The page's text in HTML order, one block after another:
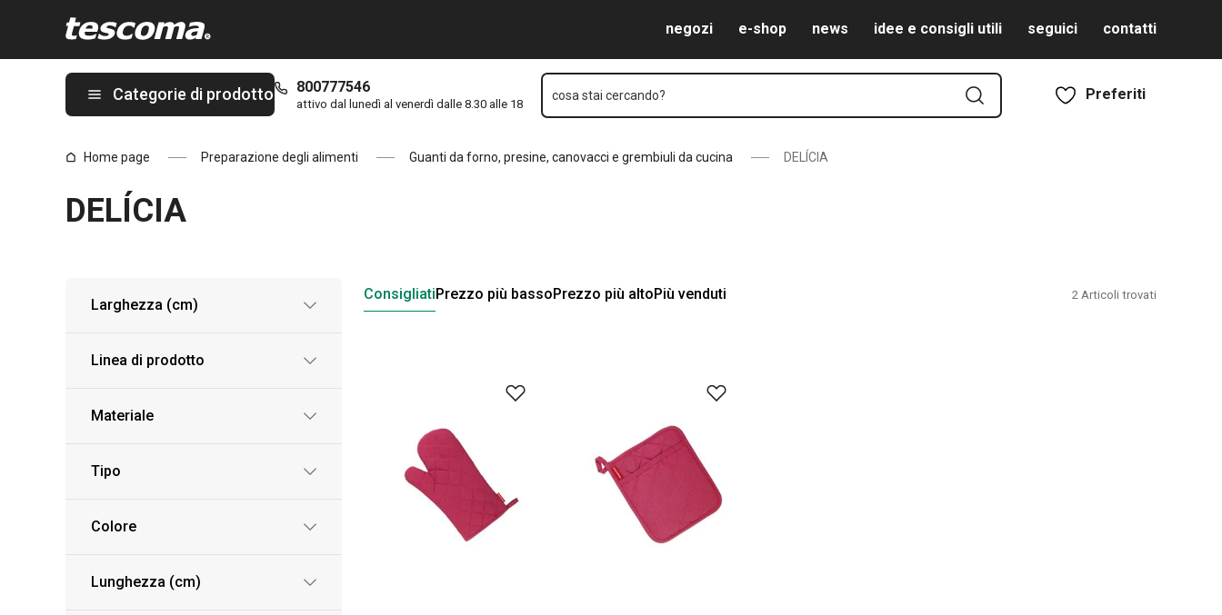
negozi e-shop news idee e consigli utili seguici contatti
Categorie di prodotto 800777546
attivo dal lunedì al venerdì dalle 8.30 alle 18
cosa stai cercando? Preferiti
Home page Preparazione degli alimenti Guanti da forno, presine, canovacci e grembiuli da cucina DELÍCIA
DELÍCIA
Larghezza (cm)
Linea di prodotto
Materiale
Tipo
Colore
Lunghezza (cm)
ConsigliatiPrezzo più bassoPrezzo più altoPiù venduti 2 Articoli trovati